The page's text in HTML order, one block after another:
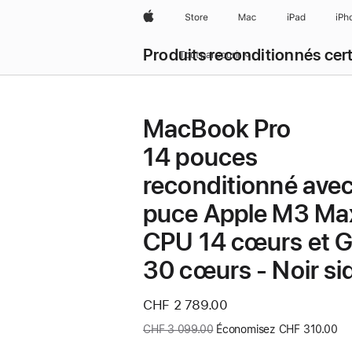
AppleStore Mac iPad
Produits reconditionnés
Tout parcourir
MacBook Pro
14 pouces
reconditionné
puce Apple M3
CPU 14 cœurs et
30 cœurs - Noir
Nouveau
prix
CHF 2 789.00
Ancien
CHF 3 099.00 Économisez CHF 310.00